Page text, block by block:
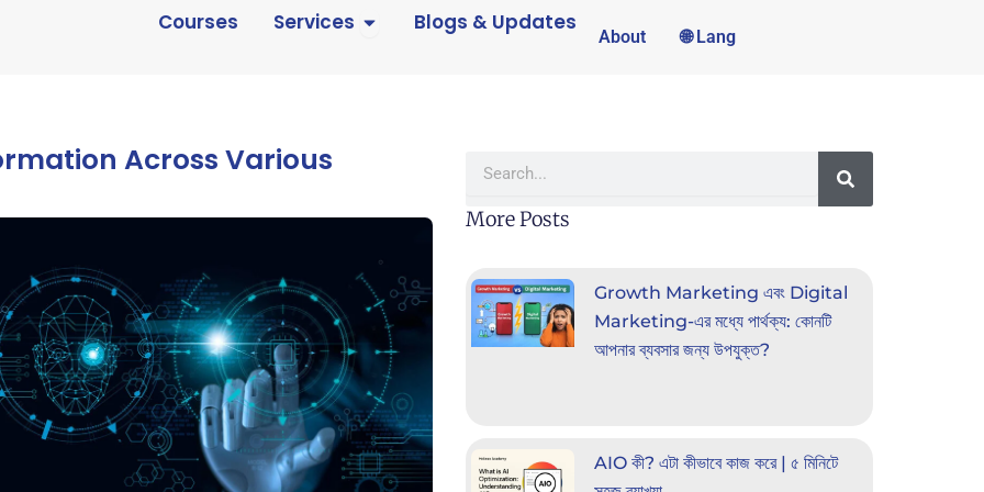
Courses Services Open Services
Blogs & Updates
About 🌐 Lang
Across Various
More Posts
Growth Marketing এবং Digital
Marketing-এর মধ্যে পার্থক্য: কোনটি
আপনার ব্যবসার জন্য উপযুক্ত?
AIO কী? এটা কীভাবে কাজ করে | ৫ মিনিটে